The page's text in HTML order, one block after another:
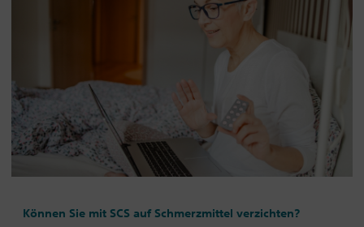
Können Sie mit SCS auf Schmerzmittel verzichten?